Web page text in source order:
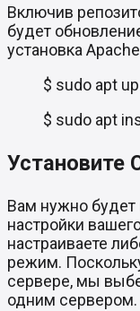
Включив
будет
установка
$ sudo apt
$ sudo apt
Установите
Вам нужно
настройки
настраиваете
режим.
сервере, мы
одним сервером.